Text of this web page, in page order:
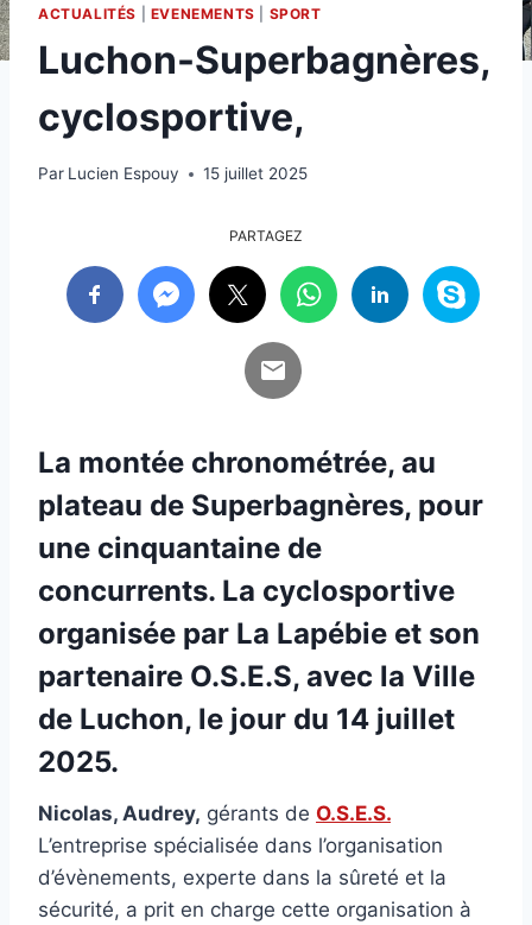
ACTUALITÉS EVENEMENTS SPORT
Luchon-Superbagnères,
cyclosportive,
Par Lucien Espouy 15 juillet 2025
PARTAGEZ
La montée chronométrée, au
plateau de Superbagnères, pour
une cinquantaine de
concurrents. La cyclosportive
organisée par La Lapébie et son
partenaire O.S.E.S, avec la Ville
de Luchon, le jour du 14 juillet
2025.
Nicolas, Audrey, gérants de O.S.E.S.
L’entreprise spécialisée dans l’organisation
d’évènements, experte dans la sûreté et la
sécurité, a prit en charge cette organisation à